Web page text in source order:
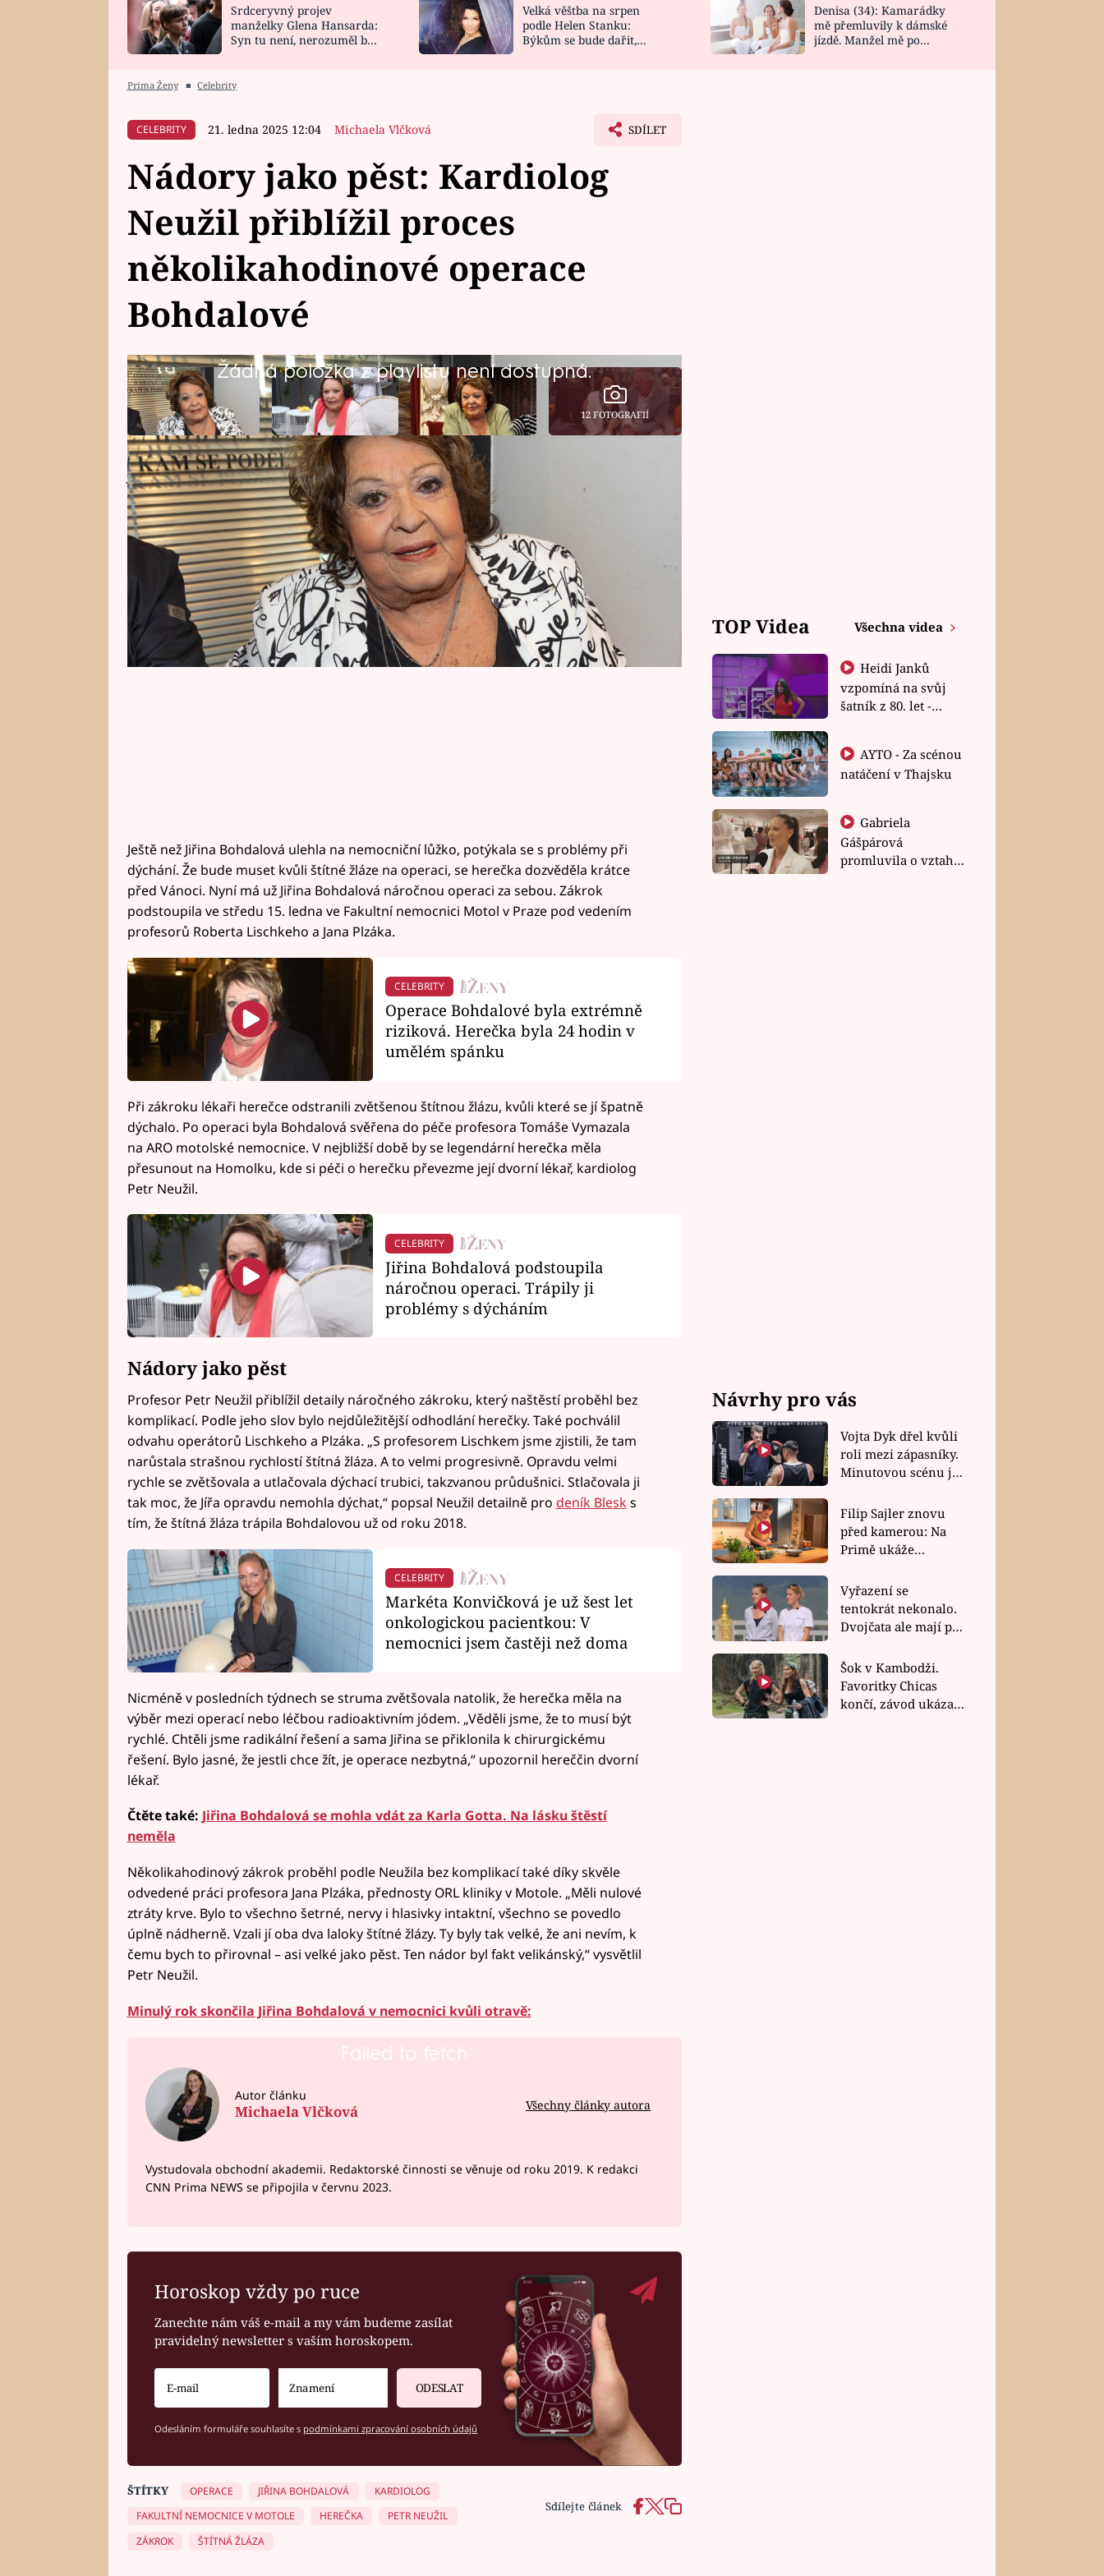
HOROSKOP NA
CELEBRITY
VAŘENÍ
NOVINKY
VIDEORECEPTY
DESIGN
Srdceryvný projev
manželky Glena Hansarda:
Syn tu není, nerozuměl by
Velká věštba na srpen
podle Helen Stanku:
Býkům se bude dařit,
Denisa (34): Kamarádky
mě přemluvily k dámské
jízdě. Manžel mě po
Prima Ženy ■ Celebrity
CELEBRITY 21. ledna 2025 12:04 Michaela Vlčková SDÍLET
Nádory jako pěst: Kardiolog
Neužil přiblížil proces
několikahodinové operace
Bohdalové
Žádná položka z playlistu není dostupná.
12 FOTOGRAFIÍ
Jiřina Bohdalová (93) musela podstoupit náročnou operaci, při které jí
byla odstraněna zvětšená štítná žláza. Hereččin dvorní lékař Petr
Neužil nyní popsal celý proces zákroku, který naštěstí proběhl hladce.
Přiblížil, že ikonická herečka v sobě měla nádory velké jako pěst.
Ještě než Jiřina Bohdalová ulehla na nemocniční lůžko, potýkala se s problémy při
dýchání. Že bude muset kvůli štítné žláze na operaci, se herečka dozvěděla krátce
před Vánoci. Nyní má už Jiřina Bohdalová náročnou operaci za sebou. Zákrok
podstoupila ve středu 15. ledna ve Fakultní nemocnici Motol v Praze pod vedením
profesorů Roberta Lischkeho a Jana Plzáka.
CELEBRITY
Operace Bohdalové byla extrémně
riziková. Herečka byla 24 hodin v
umělém spánku
Při zákroku lékaři herečce odstranili zvětšenou štítnou žlázu, kvůli které se jí špatně
dýchalo. Po operaci byla Bohdalová svěřena do péče profesora Tomáše Vymazala
na ARO motolské nemocnice. V nejbližší době by se legendární herečka měla
přesunout na Homolku, kde si péči o herečku převezme její dvorní lékař, kardiolog
Petr Neužil.
CELEBRITY
Jiřina Bohdalová podstoupila
náročnou operaci. Trápily ji
problémy s dýcháním
Nádory jako pěst
Profesor Petr Neužil přiblížil detaily náročného zákroku, který naštěstí proběhl bez
komplikací. Podle jeho slov bylo nejdůležitější odhodlání herečky. Také pochválil
odvahu operátorů Lischkeho a Plzáka. „S profesorem Lischkem jsme zjistili, že tam
narůstala strašnou rychlostí štítná žláza. A to velmi progresivně. Opravdu velmi
rychle se zvětšovala a utlačovala dýchací trubici, takzvanou průdušnici. Stlačovala ji
tak moc, že Jířa opravdu nemohla dýchat,“ popsal Neužil detailně pro deník Blesk s
tím, že štítná žláza trápila Bohdalovou už od roku 2018.
CELEBRITY
Markéta Konvičková je už šest let
onkologickou pacientkou: V
nemocnici jsem častěji než doma
Nicméně v posledních týdnech se struma zvětšovala natolik, že herečka měla na
výběr mezi operací nebo léčbou radioaktivním jódem. „Věděli jsme, že to musí být
rychlé. Chtěli jsme radikální řešení a sama Jiřina se přiklonila k chirurgickému
řešení. Bylo jasné, že jestli chce žít, je operace nezbytná,“ upozornil hereččin dvorní
lékař.
Čtěte také: Jiřina Bohdalová se mohla vdát za Karla Gotta. Na lásku štěstí
neměla
Několikahodinový zákrok proběhl podle Neužila bez komplikací také díky skvěle
odvedené práci profesora Jana Plzáka, přednosty ORL kliniky v Motole. „Měli nulové
ztráty krve. Bylo to všechno šetrné, nervy i hlasivky intaktní, všechno se povedlo
úplně nádherně. Vzali jí oba dva laloky štítné žlázy. Ty byly tak velké, že ani nevím, k
čemu bych to přirovnal – asi velké jako pěst. Ten nádor byl fakt velikánský,“ vysvětlil
Petr Neužil.
Minulý rok skončila Jiřina Bohdalová v nemocnici kvůli otravě:
Failed to fetch
Autor článku
Michaela Vlčková Všechny články autora
Vystudovala obchodní akademii. Redaktorské činnosti se věnuje od roku 2019. K redakci
CNN Prima NEWS se připojila v červnu 2023.
Horoskop vždy po ruce
Zanechte nám váš e-mail a my vám budeme zasílat
pravidelný newsletter s vaším horoskopem.
ODESLAT
Odesláním formuláře souhlasíte s podmínkami zpracování osobních údajů
Sdílejte článek
ŠTÍTKY OPERACE JIŘINA BOHDALOVÁ
KARDIOLOG
FAKULTNÍ NEMOCNICE V MOTOLE
HEREČKA
PETR NEUŽIL
ZÁKROK
ŠTÍTNÁ ŽLÁZA
TOP Videa Všechna videa
Heidi Janků
vzpomíná na svůj
šatník z 80. let -
natáčení v Thajsku
Gabriela
Gášpárová
promluvila o vztahu
Návrhy pro vás
Vojta Dyk dřel kvůli
roli mezi zápasníky.
Minutovou scénu jel
Filip Sajler znovu
před kamerou: Na
Primě ukáže
rychlé recepty
Vyřazení se
tentokrát nekonalo.
Dvojčata ale mají po
závodu nůž na krku
Šok v Kambodži.
Favoritky Chicas
končí, závod ukázal